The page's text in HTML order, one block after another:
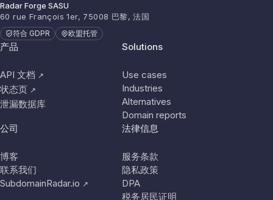
Radar Forge SASU
60 rue François 1er, 75008 巴黎, 法国
符合 GDPR 欧盟托管
产品
API 文档 ↗
状态页 ↗
泄漏数据库
Solutions
Use cases
Industries
Alternatives
Domain reports
公司
博客
联系我们
SubdomainRadar.io ↗
法律信息
服务条款
隐私政策
DPA
税务居民证明